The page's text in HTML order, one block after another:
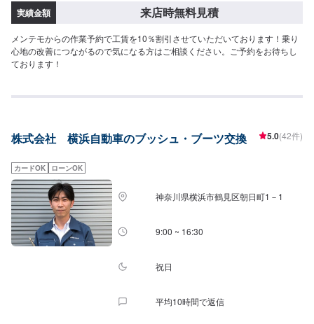
実績金額 来店時無料見積
メンテモからの作業予約で工賃を10％割引させていただいております！乗り
心地の改善につながるので気になる方はご相談ください。ご予約をお待ちし
ております！
株式会社 横浜自動車のブッシュ・ブーツ交換 5.0(42件)
カードOK ローンOK
神奈川県横浜市鶴見区朝日町1－1
9:00 ~ 16:30
祝日
平均10時間で返信